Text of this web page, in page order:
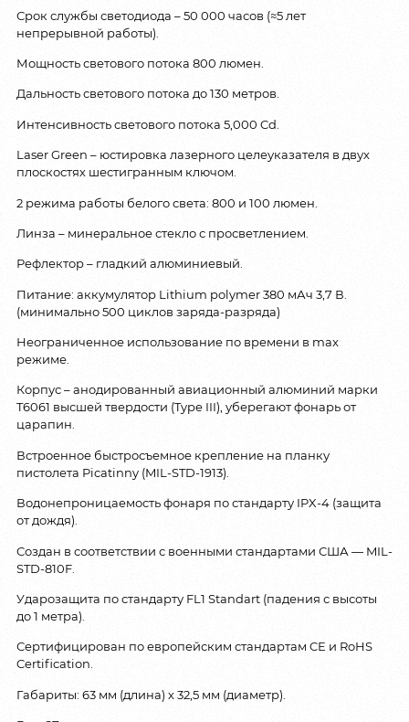
Срок службы светодиода – 50 000 часов (≈5 лет
непрерывной работы).
Мощность светового потока 800 люмен.
Дальность светового потока до 130 метров.
Интенсивность светового потока 5,000 Cd.
Laser Green – юстировка лазерного целеуказателя в двух
плоскостях шестигранным ключом.
2 режима работы белого света: 800 и 100 люмен.
Линза – минеральное стекло с просветлением.
Рефлектор – гладкий алюминиевый.
Питание: аккумулятор Lithium polymer 380 мАч 3,7 В.
(минимально 500 циклов заряда-разряда)
Неограниченное использование по времени в max
режиме.
Корпус – анодированный авиационный алюминий марки
T6061 высшей твердости (Type III), уберегают фонарь от
царапин.
Встроенное быстросъемное крепление на планку
пистолета Picatinny (MIL-STD-1913).
Водонепроницаемость фонаря по стандарту IPX-4 (защита
от дождя).
Создан в соответствии с военными стандартами США — MIL-
STD-810F.
Ударозащита по стандарту FL1 Standart (падения с высоты
до 1 метра).
Сертифицирован по европейским стандартам CE и RoHS
Certification.
Габариты: 63 мм (длина) х 32,5 мм (диаметр).